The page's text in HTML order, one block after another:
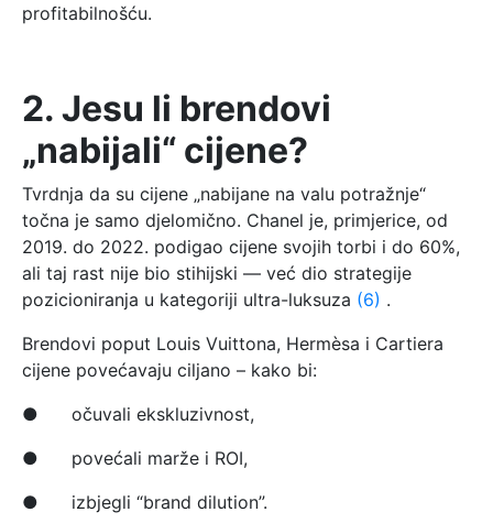
profitabilnošću.
2. Jesu li brendovi
„nabijali“ cijene?
Tvrdnja da su cijene „nabijane na valu potražnje“
točna je samo djelomično. Chanel je, primjerice, od
2019. do 2022. podigao cijene svojih torbi i do 60%,
ali taj rast nije bio stihijski — već dio strategije
pozicioniranja u kategoriji ultra-luksuza (6) .
Brendovi poput Louis Vuittona, Hermèsa i Cartiera
cijene povećavaju ciljano – kako bi:
● očuvali ekskluzivnost,
● povećali marže i ROI,
● izbjegli “brand dilution”.